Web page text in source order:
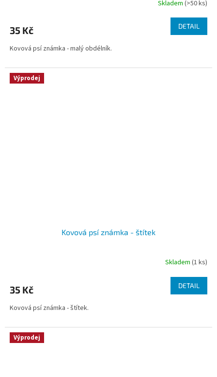
Skladem (>50 ks)
35 Kč DETAIL
Kovová psí známka - malý obdélník.
Výprodej
Kovová psí známka - štítek
Skladem (1 ks)
35 Kč DETAIL
Kovová psí známka - štítek.
Výprodej